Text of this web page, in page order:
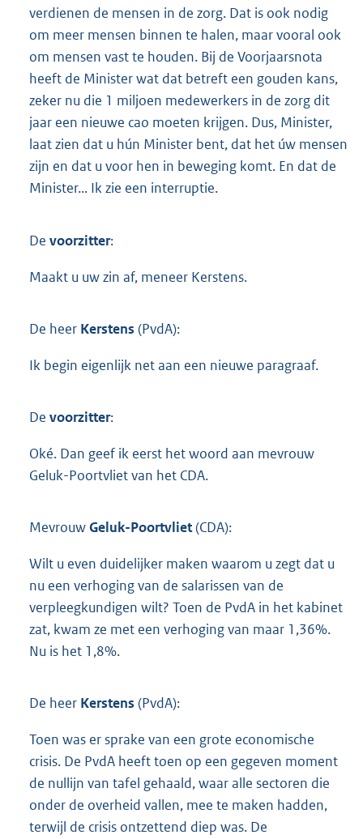
verdienen de mensen in de zorg. Dat is ook nodig
om meer mensen binnen te halen, maar vooral ook
om mensen vast te houden. Bij de Voorjaarsnota
heeft de Minister wat dat betreft een gouden kans,
zeker nu die 1 miljoen medewerkers in de zorg dit
jaar een nieuwe cao moeten krijgen. Dus, Minister,
laat zien dat u hún Minister bent, dat het úw mensen
zijn en dat u voor hen in beweging komt. En dat de
Minister... Ik zie een interruptie.
De voorzitter:
Maakt u uw zin af, meneer Kerstens.
De heer Kerstens (PvdA):
Ik begin eigenlijk net aan een nieuwe paragraaf.
De voorzitter:
Oké. Dan geef ik eerst het woord aan mevrouw
Geluk-Poortvliet van het CDA.
MevrouwGeluk-Poortvliet(CDA):
Wilt u even duidelijker maken waarom u zegt dat u
nu een verhoging van de salarissen van de
verpleegkundigen wilt? Toen de PvdA in het kabinet
zat, kwam ze met een verhoging van maar 1,36%.
Nu is het 1,8%.
De heer Kerstens (PvdA):
Toen was er sprake van een grote economische
crisis. De PvdA heeft toen op een gegeven moment
de nullijn van tafel gehaald, waar alle sectoren die
onder de overheid vallen, mee te maken hadden,
terwijl de crisis ontzettend diep was. De